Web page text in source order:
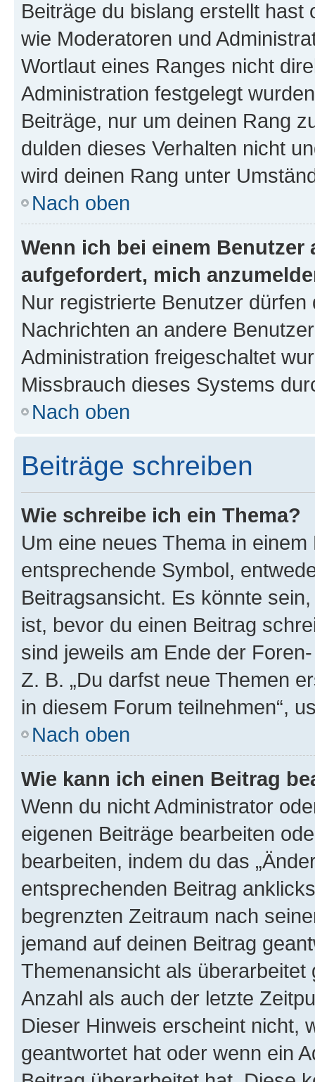
Beiträge du bislang erstellt
wie Moderatoren und
Wortlaut eines Ranges nicht
Administration festgelegt
Beiträge, nur um deinen Rang
dulden dieses Verhalten nicht
wird deinen Rang unter
Nach oben
Wenn ich bei einem
aufgefordert, mich
Nur registrierte Benutzer
Nachrichten an andere
Administration freigeschaltet
Missbrauch dieses Systems
Nach oben
Beiträge schreiben
Wie schreibe ich ein Thema?
Um eine neues Thema in
entsprechende Symbol,
Beitragsansicht. Es könnte
ist, bevor du einen Beitrag
sind jeweils am Ende der
Z. B. „Du darfst neue Themen
in diesem Forum teilnehmen“,
Nach oben
Wie kann ich einen Beitrag
Wenn du nicht Administrator
eigenen Beiträge bearbeiten
bearbeiten, indem du das
entsprechenden Beitrag
begrenzten Zeitraum nach
jemand auf deinen Beitrag
Themenansicht als
Anzahl als auch der letzte
Dieser Hinweis erscheint nicht,
geantwortet hat oder wenn ein